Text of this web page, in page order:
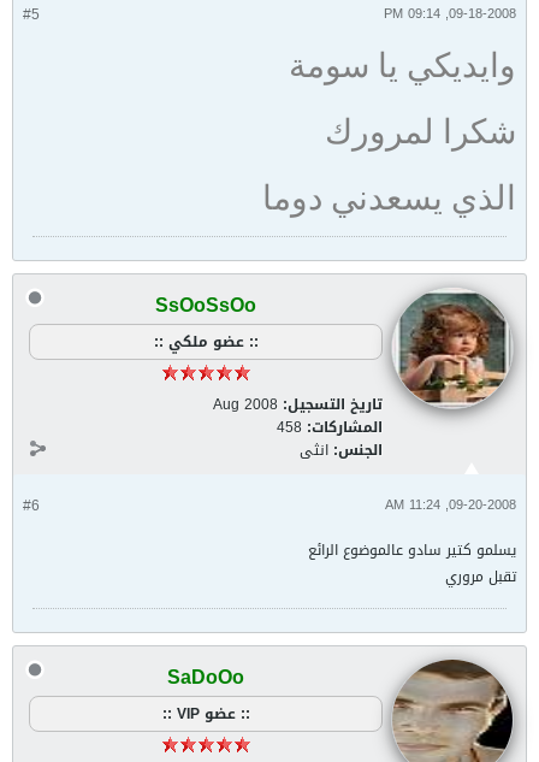
#5 09-18-2008, 09:14 PM
وايديكي يا سومة
شكرا لمرورك
الذي يسعدني دوما
SsOoSsOo
:: عضو ملكي ::
تاريخ التسجيل: Aug 2008
المشاركات: 458
الجنس: انثى
#6 09-20-2008, 11:24 AM
يسلمو كتير سادو عالموضوع الرائع
تقبل مروري
SaDoOo
:: عضو VIP ::